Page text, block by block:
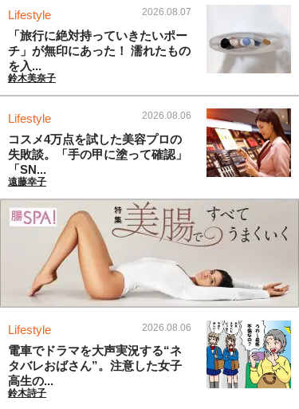
Lifestyle 2026.08.07
「旅行に絶対持っていきたいポー
チ」が無印にあった！ 濡れたもの
を入...
鈴木美奈子
Lifestyle 2026.08.06
コスメ4万点を試した美容プロの
失敗談。「手の甲に塗って確認」
「SN...
遠藤幸子
Lifestyle 2026.08.06
電車でドラマを大声実況する“ネ
タバレおばさん”。注意した女子
高生の...
鈴木詩子